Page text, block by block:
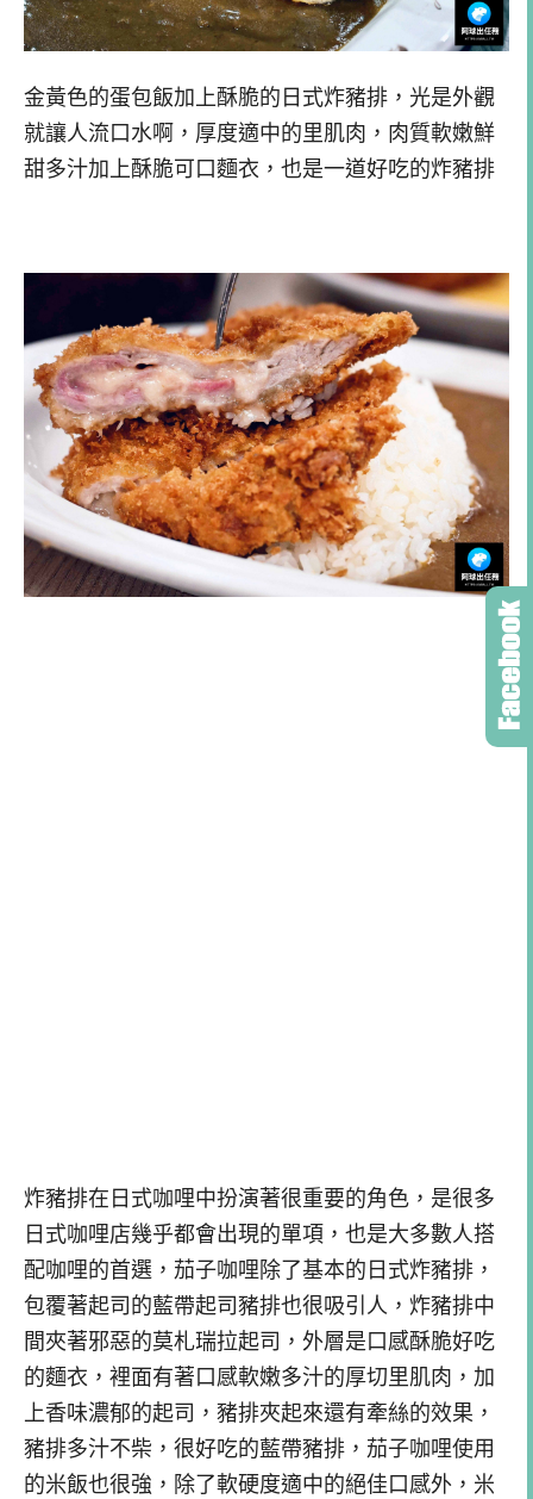
金黃色的蛋包飯加上酥脆的日式炸豬排，光是外觀
就讓人流口水啊，厚度適中的里肌肉，肉質軟嫩鮮
甜多汁加上酥脆可口麵衣，也是一道好吃的炸豬排
炸豬排在日式咖哩中扮演著很重要的角色，是很多
日式咖哩店幾乎都會出現的單項，也是大多數人搭
配咖哩的首選，茄子咖哩除了基本的日式炸豬排，
包覆著起司的藍帶起司豬排也很吸引人，炸豬排中
間夾著邪惡的莫札瑞拉起司，外層是口感酥脆好吃
的麵衣，裡面有著口感軟嫩多汁的厚切里肌肉，加
上香味濃郁的起司，豬排夾起來還有牽絲的效果，
豬排多汁不柴，很好吃的藍帶豬排，茄子咖哩使用
的米飯也很強，除了軟硬度適中的絕佳口感外，米